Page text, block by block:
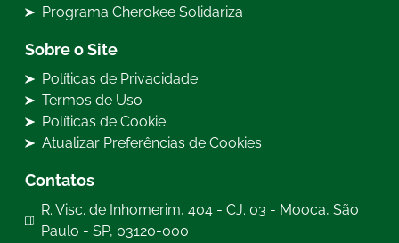
Programa Cherokee Solidariza
Sobre o Site
Políticas de Privacidade
Termos de Uso
Políticas de Cookie
Atualizar Preferências de Cookies
Contatos
R. Visc. de Inhomerim, 404 - CJ. 03 - Mooca, São
Paulo - SP, 03120-000